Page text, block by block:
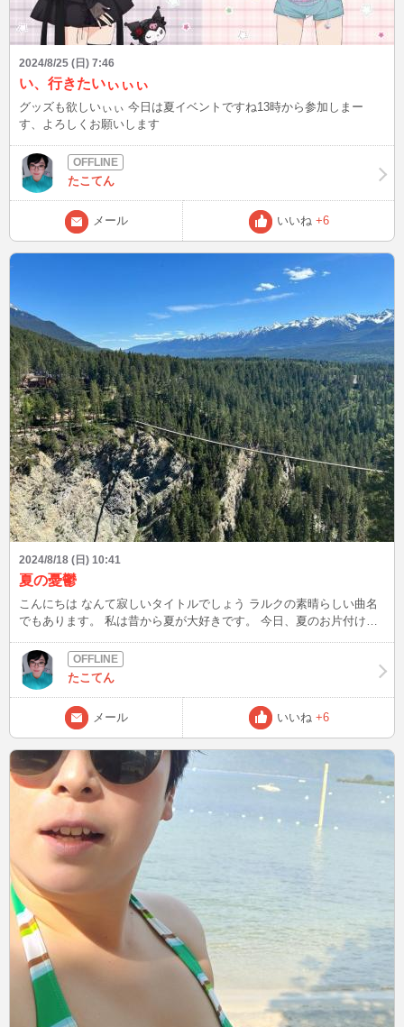
2024/8/25 (日) 7:46
い、行きたいぃぃぃ
グッズも欲しいぃぃ 今日は夏イベントですね13時から参加しまー
す、よろしくお願いします
たこてん
メール いいね +6
2024/8/18 (日) 10:41
夏の憂鬱
こんにちは なんて寂しいタイトルでしょう ラルクの素晴らしい曲名
でもあります。 私は昔から夏が大好きです。 今日、夏のお片付けを
い。 写真は今年初めて訪れた約129mの高さの吊り橋です。結構なス
リルで、行きはこれを渡り帰りはジップラインで帰ってくる素晴らし
い経験になりました。また来年も行けたらいいなー それではまた
たこてん
メール いいね +6